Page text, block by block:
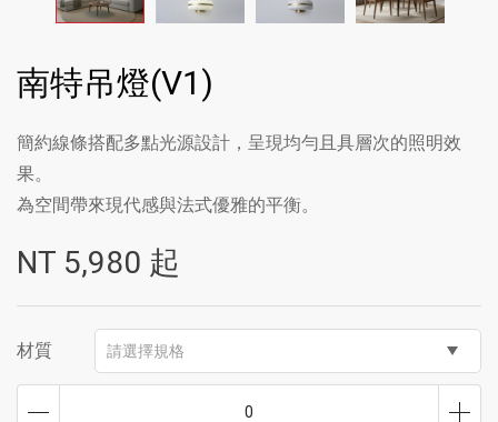
南特吊燈(V1)
簡約線條搭配多點光源設計，呈現均勻且具層次的照明效
果。
為空間帶來現代感與法式優雅的平衡。
NT 5,980 起
材質 請選擇規格
0